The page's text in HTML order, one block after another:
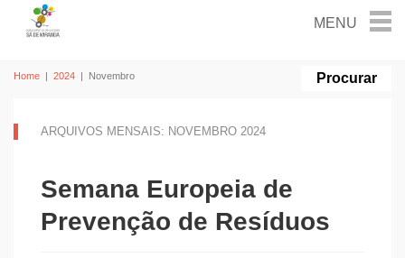
Home | 2024 | Novembro
ARQUIVOS MENSAIS: NOVEMBRO 2024
Semana Europeia de
Prevenção de Resíduos